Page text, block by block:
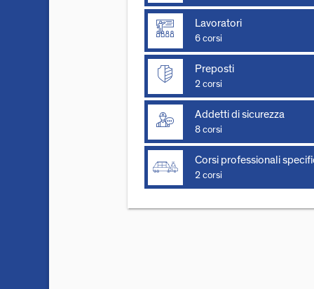
Lavoratori
6 corsi
Preposti
2 corsi
Addetti di sicurezza
8 corsi
Corsi professionali
2 corsi